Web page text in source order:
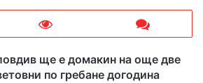
ще е домакин на още две
по гребане догодина